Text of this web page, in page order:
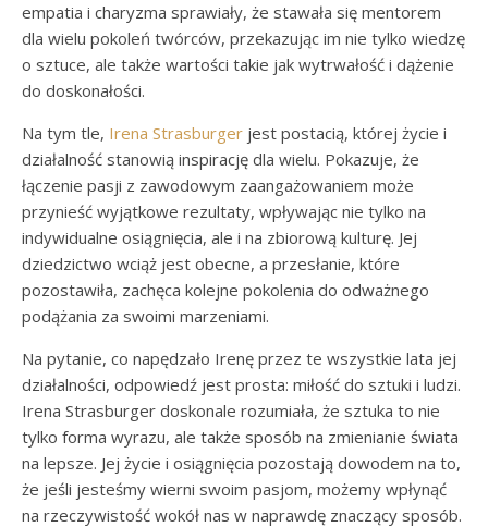
empatia i charyzma sprawiały, że stawała się mentorem
dla wielu pokoleń twórców, przekazując im nie tylko wiedzę
o sztuce, ale także wartości takie jak wytrwałość i dążenie
do doskonałości.
Na tym tle, Irena Strasburger jest postacią, której życie i
działalność stanowią inspirację dla wielu. Pokazuje, że
łączenie pasji z zawodowym zaangażowaniem może
przynieść wyjątkowe rezultaty, wpływając nie tylko na
indywidualne osiągnięcia, ale i na zbiorową kulturę. Jej
dziedzictwo wciąż jest obecne, a przesłanie, które
pozostawiła, zachęca kolejne pokolenia do odważnego
podążania za swoimi marzeniami.
Na pytanie, co napędzało Irenę przez te wszystkie lata jej
działalności, odpowiedź jest prosta: miłość do sztuki i ludzi.
Irena Strasburger doskonale rozumiała, że sztuka to nie
tylko forma wyrazu, ale także sposób na zmienianie świata
na lepsze. Jej życie i osiągnięcia pozostają dowodem na to,
że jeśli jesteśmy wierni swoim pasjom, możemy wpłynąć
na rzeczywistość wokół nas w naprawdę znaczący sposób.